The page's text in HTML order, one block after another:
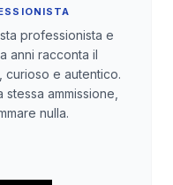
professionista e
anni racconta il
e autentico.
ammissione,
nulla.